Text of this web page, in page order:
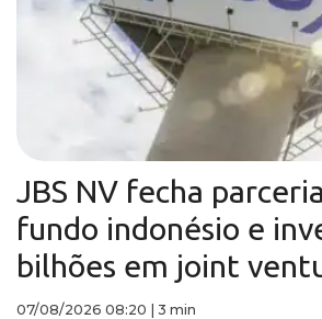
JBS NV fecha
fundo indonésio e
bilhões em joint
07/08/2026 08:20 3 min